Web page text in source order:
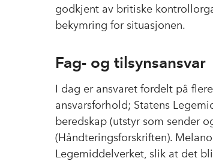
godkjent av britiske
bekymring for situasjonen.
Fag- og tilsynsansvar
I dag er ansvaret fordelt på
ansvarsforhold; Statens
beredskap (utstyr som sender
(Håndteringsforskriften).
Legemiddelverket, slik at det